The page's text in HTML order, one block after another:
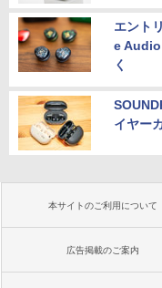
エント
e Audio
く
イヤー
本サイトのご利用について
広告掲載のご案内